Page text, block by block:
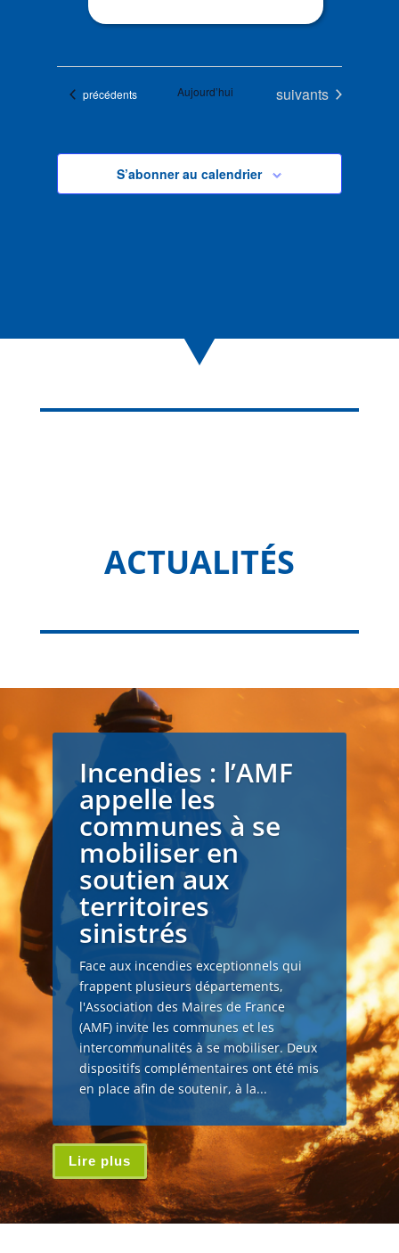
Évènements
précédents Aujourd’hui Évènements
suivants
S’abonner au calendrier
ACTUALITÉS
Incendies : l’AMF
appelle les
communes à se
mobiliser en
soutien aux
territoires
sinistrés
Face aux incendies exceptionnels qui
frappent plusieurs départements,
l'Association des Maires de France
(AMF) invite les communes et les
intercommunalités à se mobiliser. Deux
dispositifs complémentaires ont été mis
en place afin de soutenir, à la...
Lire plus